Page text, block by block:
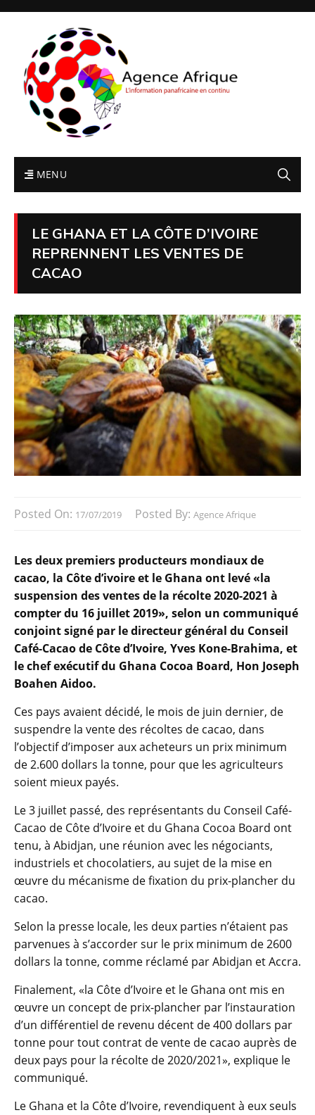
MENU
LE GHANA ET LA CÔTE D’IVOIRE
REPRENNENT LES VENTES DE
CACAO
Posted On: 17/07/2019 Posted By: Agence Afrique
Les deux premiers producteurs mondiaux de
cacao, la Côte d’ivoire et le Ghana ont levé «la
suspension des ventes de la récolte 2020-2021 à
compter du 16 juillet 2019», selon un communiqué
conjoint signé par le directeur général du Conseil
Café-Cacao de Côte d’Ivoire, Yves Kone-Brahima, et
le chef exécutif du Ghana Cocoa Board, Hon Joseph
Boahen Aidoo.
Ces pays avaient décidé, le mois de juin dernier, de
suspendre la vente des récoltes de cacao, dans
l’objectif d’imposer aux acheteurs un prix minimum
de 2.600 dollars la tonne, pour que les agriculteurs
soient mieux payés.
Le 3 juillet passé, des représentants du Conseil Café-
Cacao de Côte d’Ivoire et du Ghana Cocoa Board ont
tenu, à Abidjan, une réunion avec les négociants,
industriels et chocolatiers, au sujet de la mise en
œuvre du mécanisme de fixation du prix-plancher du
cacao.
Selon la presse locale, les deux parties n’étaient pas
parvenues à s’accorder sur le prix minimum de 2600
dollars la tonne, comme réclamé par Abidjan et Accra.
Finalement, «la Côte d’Ivoire et le Ghana ont mis en
œuvre un concept de prix-plancher par l’instauration
d’un différentiel de revenu décent de 400 dollars par
tonne pour tout contrat de vente de cacao auprès de
deux pays pour la récolte de 2020/2021», explique le
communiqué.
Le Ghana et la Côte d’Ivoire, revendiquent à eux seuls